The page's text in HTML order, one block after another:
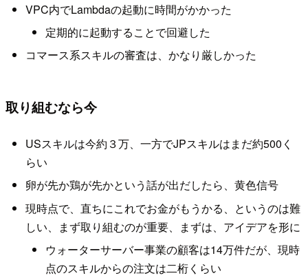
VPC内でLambdaの起動に時間がかかった
定期的に起動することで回避した
コマース系スキルの審査は、かなり厳しかった
取り組むなら今
USスキルは今約３万、一方でJPスキルはまだ約500く
らい
卵が先か鶏が先かという話が出だしたら、黄色信号
現時点で、直ちにこれでお金がもうかる、というのは難
しい、まず取り組むのが重要、まずは、アイデアを形に
ウォーターサーバー事業の顧客は14万件だが、現時
点のスキルからの注文は二桁くらい